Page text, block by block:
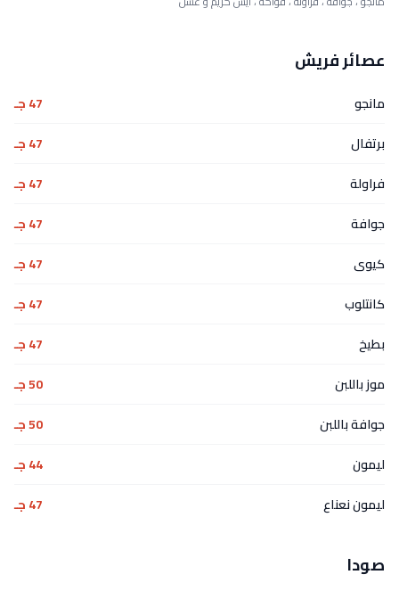
عصائر فريش
مانجو
47 جـ
برتفال
47 جـ
فراولة
47 جـ
جوافة
47 جـ
كيوى
47 جـ
كانتلوب
47 جـ
بطيخ
47 جـ
موز باللبن
50 جـ
جوافة باللبن
50 جـ
ليمون
44 جـ
ليمون نعناع
47 جـ
صودا